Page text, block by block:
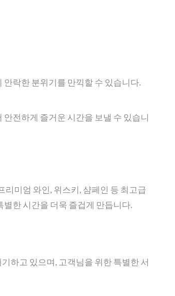
락한 분위기를 만끽할 수 있습니다.
전하게 즐거운 시간을 보낼 수 있습니
리미엄 와인, 위스키, 샴페인 등 최고급
한 시간을 더욱 즐겁게 만듭니다.
하고 있으며, 고객님을 위한 특별한 서